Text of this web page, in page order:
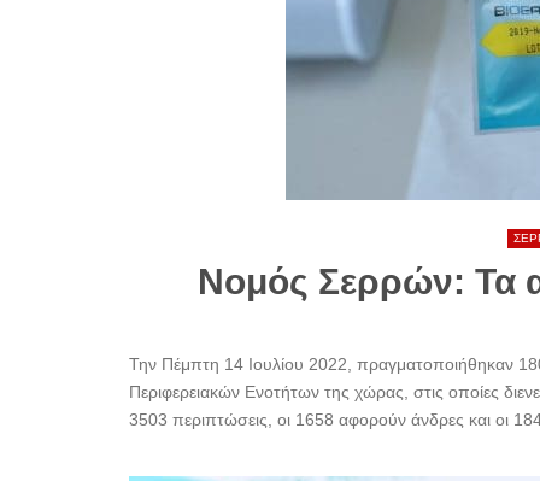
Νομός Σερρών: Τα
Την Πέμπτη 14 Ιουλίου 2022, πραγματοποιήθηκαν
Περιφερειακών Ενοτήτων της χώρας, στις οποίες
3503 περιπτώσεις, οι 1658 αφορούν άνδρες και οι